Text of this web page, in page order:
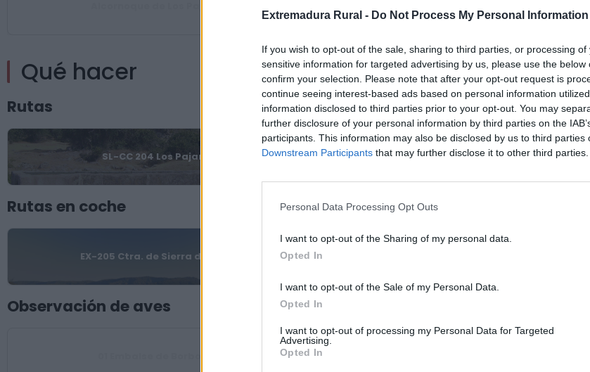
Extremadura Rural - Do Not Process My Personal Information
If you wish to opt-out of the sale, sharing to third parties, or processing
sensitive information for targeted advertising by us, please use the below
confirm your selection. Please note that after your opt-out request is
continue seeing interest-based ads based on personal information
information disclosed to third parties prior to your opt-out. You may
further disclosure of your personal information by third parties on the
participants. This information may also be disclosed by us to third parties
Downstream Participants that may further disclose it to other third parties.
Personal Data Processing Opt Outs
I want to opt-out of the Sharing of my personal data.
Opted In
I want to opt-out of the Sale of my Personal Data.
Opted In
I want to opt-out of processing my Personal Data for Targeted
Advertising.
Opted In
Qué hacer
Rutas
SL-CC 204 Los Pajares
Rutas en coche
EX-205 Ctra. de Sierra de Gata
Observación de aves